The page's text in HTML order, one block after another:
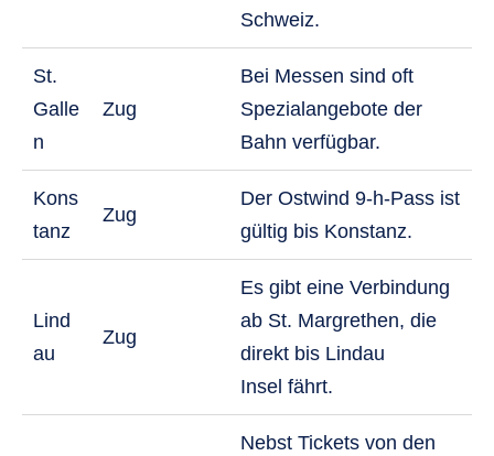
Schweiz.
St.
Galle
n
Zug
Bei Messen sind oft
Spezialangebote der
Bahn verfügbar.
Kons
tanz
Zug
Der Ostwind 9-h-Pass ist
gültig bis Konstanz.
Lind
au
Zug
Es gibt eine Verbindung
ab St. Margrethen, die
direkt bis Lindau
Insel fährt.
Nebst Tickets von den